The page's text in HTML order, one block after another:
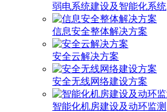
弱电系统建设及智能化系统
信息安全整体解决方案
安全云解决方案
安全无线网络建设方案
智能化机房建设及动环监测